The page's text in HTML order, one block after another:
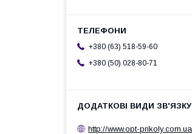
+380 (63) 518-59-60
+380 (50) 028-80-71
http://www.opt-prikoly.com.ua